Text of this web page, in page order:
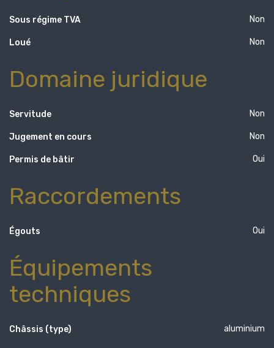
Sous régime TVA Non
Loué Non
Domaine juridique
Servitude Non
Jugement en cours Non
Permis de bâtir Oui
Raccordements
Égouts Oui
Équipements
techniques
Châssis (type) aluminium